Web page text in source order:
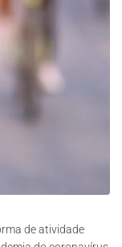
de atividade